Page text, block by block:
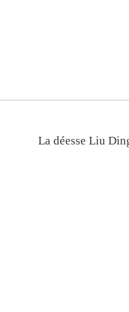
La déesse Liu